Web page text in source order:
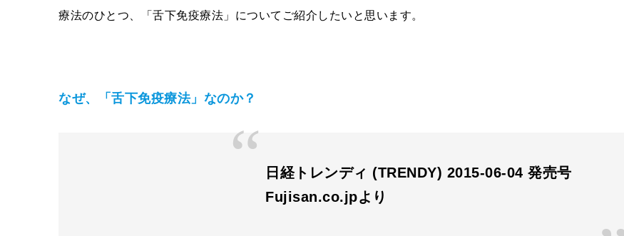
療法のひとつ、「舌下免疫療法」についてご紹介したいと思います。
なぜ、「舌下免疫療法」なのか？
日経トレンディ (TRENDY) 2015-06-04 発売号
Fujisan.co.jpより